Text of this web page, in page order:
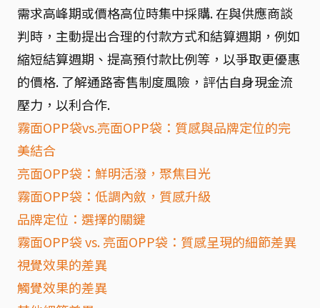
需求高峰期或價格高位時集中採購. 在與供應商談
判時，主動提出合理的付款方式和結算週期，例如
縮短結算週期、提高預付款比例等，以爭取更優惠
的價格. 了解通路寄售制度風險，評估自身現金流
壓力，以利合作.
霧面OPP袋vs.亮面OPP袋：質感與品牌定位的完
美結合
亮面OPP袋：鮮明活潑，聚焦目光
霧面OPP袋：低調內斂，質感升級
品牌定位：選擇的關鍵
霧面OPP袋 vs. 亮面OPP袋：質感呈現的細節差異
視覺效果的差異
觸覺效果的差異